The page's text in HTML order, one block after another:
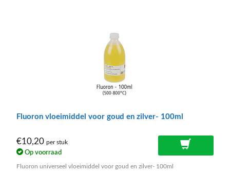
Fluoron vloeimiddel voor goud en zilver- 100ml
€10,20 per stuk
Op voorraad
Fluoron universeel vloeimiddel voor goud en zilver- 100ml